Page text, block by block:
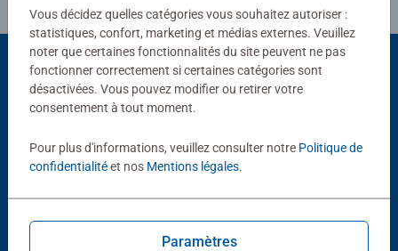
Choix populaires
D'autres personnes aiment aussi
Vous décidez quelles catégories vous souhaitez autoriser :
statistiques, confort, marketing et médias externes. Veuillez
noter que certaines fonctionnalités du site peuvent ne pas
fonctionner correctement si certaines catégories sont
désactivées. Vous pouvez modifier ou retirer votre
consentement à tout moment.
Pour plus d'informations, veuillez consulter notre Politique de
confidentialitéet nos Mentions légales.
Paramètres